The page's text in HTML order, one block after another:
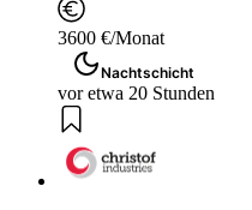
3600 €/Monat
Nachtschicht
vor etwa 20 Stunden